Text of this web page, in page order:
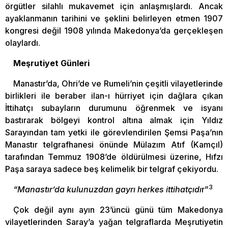
örgütler silahlı mukavemet için anlaşmışlardı. Ancak
ayaklanmanın tarihini ve şeklini belirleyen etmen 1907
kongresi değil 1908 yılında Makedonya’da gerçekleşen
olaylardı.
Meşrutiyet Günleri
Manastır’da, Ohri’de ve Rumeli’nin çeşitli vilayetlerinde
birlikleri ile beraber ilan-ı hürriyet için dağlara çıkan
İttihatçı subayların durumunu öğrenmek ve isyanı
bastırarak bölgeyi kontrol altına almak için Yıldız
Sarayından tam yetki ile görevlendirilen Şemsi Paşa’nın
Manastır telgrafhanesi önünde Mülazım Atıf (Kamçıl)
tarafından Temmuz 1908’de öldürülmesi üzerine, Hıfzı
Paşa saraya sadece beş kelimelik bir telgraf çekiyordu.
“Manastır’da kulunuzdan gayrı herkes ittihatçıdır”3
Çok değil aynı ayın 23’üncü günü tüm Makedonya
vilayetlerinden Saray’a yağan telgraflarda Meşrutiyetin